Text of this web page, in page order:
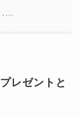
レゼントと